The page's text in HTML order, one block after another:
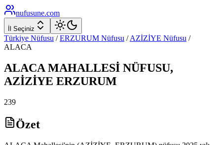
nufusune.com
İl Seçiniz
Türkiye Nüfusu / ERZURUM Nüfusu / AZİZİYE Nüfusu /
ALACA
ALACA MAHALLESİ NÜFUSU,
AZİZİYE ERZURUM
239
Özet